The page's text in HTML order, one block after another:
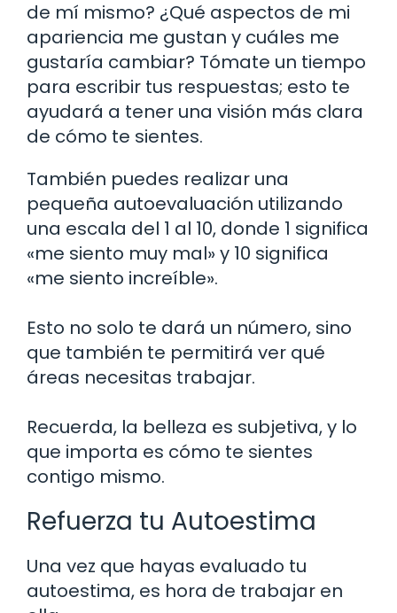
de mí mismo? ¿Qué aspectos de mi
apariencia me gustan y cuáles me
gustaría cambiar? Tómate un tiempo
para escribir tus respuestas; esto te
ayudará a tener una visión más clara
de cómo te sientes.
También puedes realizar una
pequeña autoevaluación utilizando
una escala del 1 al 10, donde 1 significa
«me siento muy mal» y 10 significa
«me siento increíble».
Esto no solo te dará un número, sino
que también te permitirá ver qué
áreas necesitas trabajar.
Recuerda, la belleza es subjetiva, y lo
que importa es cómo te sientes
contigo mismo.
Refuerza tu Autoestima
Una vez que hayas evaluado tu
autoestima, es hora de trabajar en